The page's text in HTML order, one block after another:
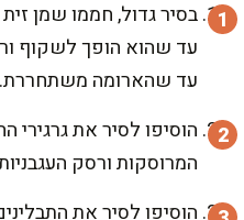
בסיר גדול, חממו שמן
עד שהוא הופך לשקוף
עד שהארומה משתחררת.
הוסיפו לסיר את גרגירי
המרוסקות ורסק
הוסיפו לסיר את